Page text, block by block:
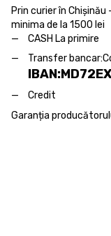
Prin curier în
minima de la 1500 lei
CASH La primire
Transfer bancar:
Credit
Garanția